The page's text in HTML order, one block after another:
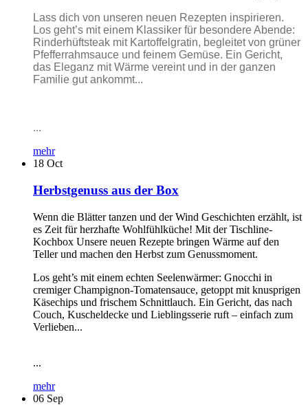
Lass dich von unseren neuen Rezepten inspirieren.
Los geht’s mit einem Klassiker für besondere Abende:
Rinderhüftsteak mit Kartoffelgratin, begleitet von grüner
Pfefferrahmsauce und feinem Gemüse. Ein Gericht,
das Eleganz mit Wärme vereint und in der ganzen
Familie gut ankommt...
...
mehr
18 Oct
Herbstgenuss aus der Box
Wenn die Blätter tanzen und der Wind Geschichten erzählt, ist
es Zeit für herzhafte Wohlfühlküche! Mit der Tischline-
Kochbox Unsere neuen Rezepte bringen Wärme auf den
Teller und machen den Herbst zum Genussmoment.
Los geht’s mit einem echten Seelenwärmer: Gnocchi in
cremiger Champignon-Tomatensauce, getoppt mit knusprigen
Käsechips und frischem Schnittlauch. Ein Gericht, das nach
Couch, Kuscheldecke und Lieblingsserie ruft – einfach zum
Verlieben...
...
mehr
06 Sep